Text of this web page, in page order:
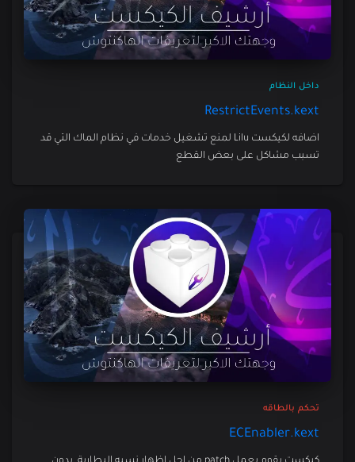
داخل النظام
RestrictEvents.kext
اضافه لكيكست Lilu لمنع تشغيل خدمات في نظام الماك التي قد
تسبب مشاكل على بعض القطع
تحكم بالطاقه
ECEnabler.kext